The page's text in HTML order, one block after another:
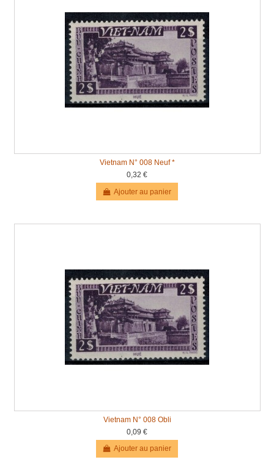
Vietnam N° 008 Neuf *
0,32 €
Ajouter au panier
Vietnam N° 008 Obli
0,09 €
Ajouter au panier